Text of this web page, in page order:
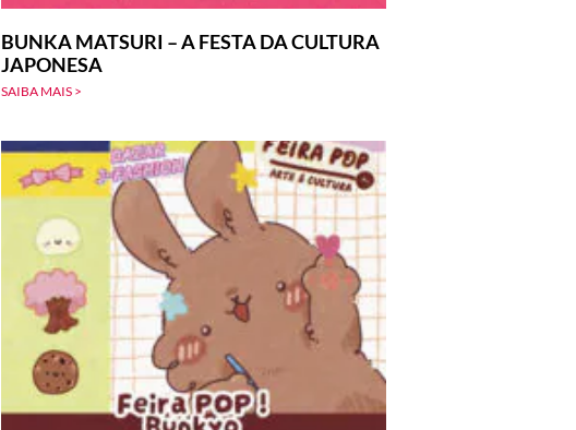
BUNKA MATSURI – A FESTA DA CULTURA
JAPONESA
SAIBA MAIS >